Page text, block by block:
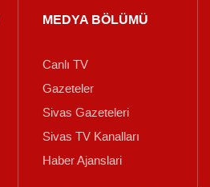
MEDYA BÖLÜMÜ
Canlı TV
Gazeteler
Sivas Gazeteleri
Sivas TV Kanalları
Haber Ajanslari